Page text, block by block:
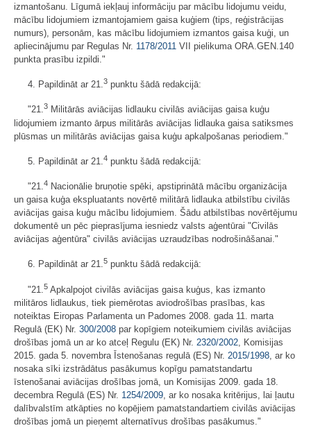
izmantošanu. Līgumā iekļauj informāciju par mācību lidojumu veidu,
mācību lidojumiem izmantojamiem gaisa kuģiem (tips, reģistrācijas
numurs), personām, kas mācību lidojumiem izmantos gaisa kuģi, un
apliecinājumu par Regulas Nr. 1178/2011 VII pielikuma ORA.GEN.140
punkta prasību izpildi."
4. Papildināt ar 21.3 punktu šādā redakcijā:
"21.3 Militārās aviācijas lidlauku civilās aviācijas gaisa kuģu
lidojumiem izmanto ārpus militārās aviācijas lidlauka gaisa satiksmes
plūsmas un militārās aviācijas gaisa kuģu apkalpošanas periodiem."
5. Papildināt ar 21. 4 punktu šādā redakcijā:
"21.4 Nacionālie bruņotie spēki, apstiprinātā mācību organizācija
un gaisa kuģa ekspluatants novērtē militārā lidlauka atbilstību civilās
aviācijas gaisa kuģu mācību lidojumiem. Šādu atbilstības novērtējumu
dokumentē un pēc pieprasījuma iesniedz valsts aģentūrai "Civilās
aviācijas aģentūra" civilās aviācijas uzraudzības nodrošināšanai."
6. Papildināt ar 21.5 punktu šādā redakcijā:
"21. 5 Apkalpojot civilās aviācijas gaisa kuģus, kas izmanto
militāros lidlaukus, tiek piemērotas aviodrošības prasības, kas
noteiktas Eiropas Parlamenta un Padomes 2008. gada 11. marta
Regulā (EK) Nr. 300/2008 par kopīgiem noteikumiem civilās aviācijas
drošības jomā un ar ko atceļ Regulu (EK) Nr. 2320/2002 , Komisijas
2015. gada 5. novembra Īstenošanas regulā (ES) Nr. 2015/1998 , ar ko
nosaka sīki izstrādātus pasākumus kopīgu pamatstandartu
īstenošanai aviācijas drošības jomā, un Komisijas 2009. gada 18.
decembra Regulā (ES) Nr. 1254/2009 , ar ko nosaka kritērijus, lai ļautu
dalībvalstīm atkāpties no kopējiem pamatstandartiem civilās aviācijas
drošības jomā un pieņemt alternatīvus drošības pasākumus."